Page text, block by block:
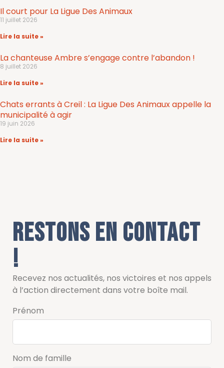
Il court pour La Ligue Des Animaux
11 juillet 2026
Lire la suite »
La chanteuse Ambre s’engage contre l’abandon !
8 juillet 2026
Lire la suite »
Chats errants à Creil : La Ligue Des Animaux appelle la
municipalité à agir
19 juin 2026
Lire la suite »
Restons en contact
!
Recevez nos actualités, nos victoires et nos appels
à l’action directement dans votre boîte mail.
Prénom
Nom de famille